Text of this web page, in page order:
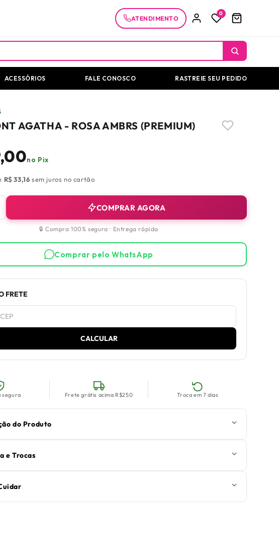
ATENDIMENTO
0
ACESSÓRIOS FALE CONOSCO RASTREIE SEU PEDIDO
AGATHA - ROSA AMBRS (PREMIUM)
no Pix
R$ 33,16 sem juros no cartão
COMPRAR AGORA
🔒 Compra 100% segura · Entrega rápida
Comprar pelo WhatsApp
FRETE
CALCULAR
segura Frete grátis acima R$250 Troca em 7 dias
do Produto
e Trocas